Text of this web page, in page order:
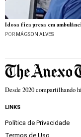
Idosa fica presa em
POR MÁGSON ALVES
Desde 2020 compartilhando
LINKS
Política de Privacidade
Termos de Uso